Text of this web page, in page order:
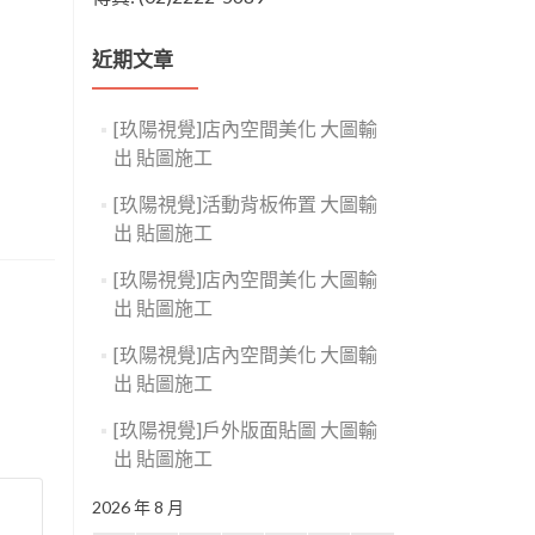
近期文章
[玖陽視覺]店內空間美化 大圖輸
出 貼圖施工
[玖陽視覺]活動背板佈置 大圖輸
出 貼圖施工
[玖陽視覺]店內空間美化 大圖輸
出 貼圖施工
[玖陽視覺]店內空間美化 大圖輸
出 貼圖施工
[玖陽視覺]戶外版面貼圖 大圖輸
出 貼圖施工
2026 年 8 月